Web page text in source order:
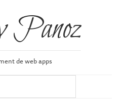
Panoz
de web apps